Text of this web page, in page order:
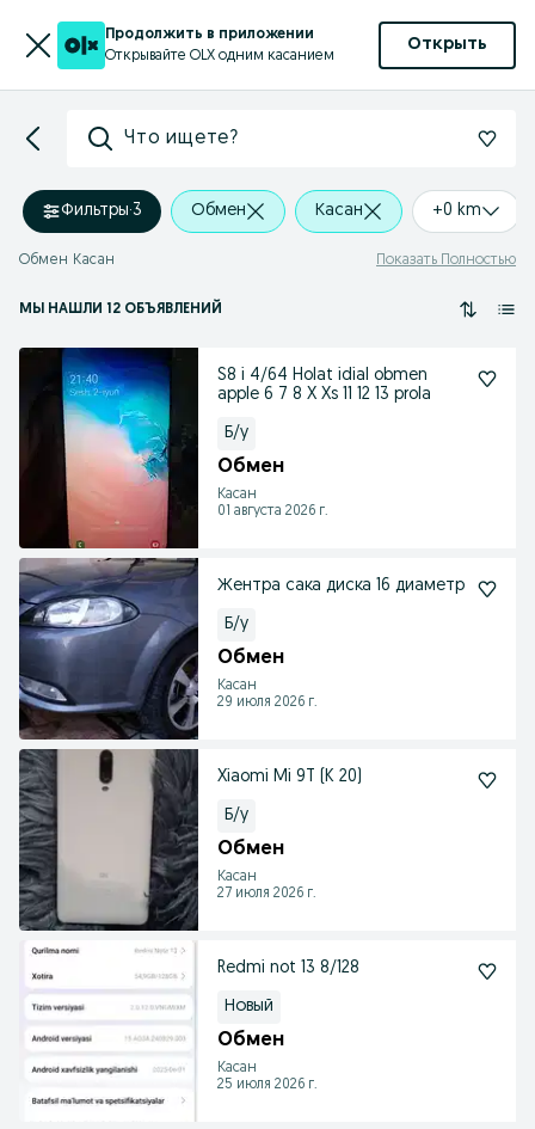
Продолжить в приложении
Открывайте OLX одним касанием
Открыть
Что ищете?
Фильтры·3 Обмен Касан +0 km
Обмен Касан Показать Полностью
МЫ НАШЛИ 12 ОБЪЯВЛЕНИЙ
S8 i 4/64 Holat idial obmen
apple 6 7 8 X Xs 11 12 13 prola
Б/у
Обмен
Касан
01 августа 2026 г.
Жентра сака диска 16 диаметр
Б/у
Обмен
Касан
29 июля 2026 г.
Xiaomi Mi 9T (K 20)
Б/у
Обмен
Касан
27 июля 2026 г.
Redmi not 13 8/128
Новый
Обмен
Касан
25 июля 2026 г.